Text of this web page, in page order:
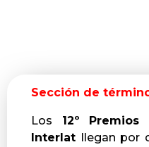
Sección de
Los 12º Premios
Interlat llegan por